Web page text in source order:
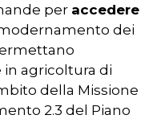
per accedere
dei
in agricoltura di
della Missione
2.3 del Piano